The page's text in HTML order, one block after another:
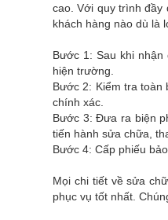
cao. Với quy trình đầy
khách hàng nào dù là
Bước 1: Sau khi
hiện trường.
Bước 2: Kiểm tra toàn
chính xác.
Bước 3: Đưa ra biện
tiến hành sửa chữa,
Bước 4: Cấp phiếu
Mọi chi tiết về sửa
phục vụ tốt nhất.